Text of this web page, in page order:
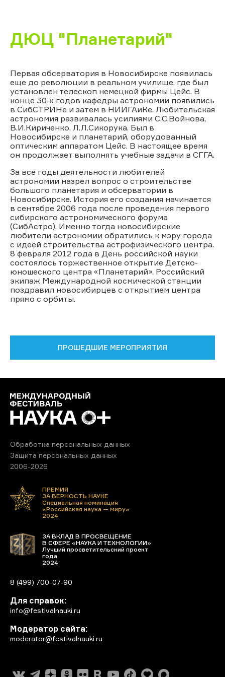
ДЮЦ "Планетарий"
Первая обсерватория в Новосибирске появилась
еще до революции в реальном училище, где был
установлен телескоп немецкой фирмы Цейс. В
конце 30-х годов кафедры астрономии появились
в СибСТРИНе и затем в НИИГАиКе. Любительская
астрономия развивалась усилиями С.С.Войнова,
В.И.Кириченко, Л.Л.Сикорука. Был в
Новосибирске и планетарий, оборудованный
оптическим аппаратом Цейс. В настоящее время
он продолжает выполнять учебные задачи в СГГА.
За все годы деятельности любителей
астрономии назрел вопрос о строительстве
большого планетария и обсерватории в
Новосибирске. История его создания начинается
в сентябре 2006 года после проведения первого
сибирского астрономического форума
(СибАстро). Именно тогда новосибирские
любители астрономии обратились к мэру города
с идеей строительства астрофизического центра.
8 февраля 2012 года в День российской науки
состоялось торжественное открытие Детско-
юношеского центра «Планетарий». Российский
экипаж Международной космической станции
поздравил новосибирцев с открытием центра
прямо с орбиты.
ПРОШЕДШИЕ МЕРОПРИЯТИЯ
Обработка персональных данных
Защита персональных данных
2006-2026
ПРЕМИЯ
ЗА ВЕРНОСТЬ НАУКЕ
Специальная номинация
«Российская наука — миру»
2024
ЗА ВКЛАД В ПРОСВЕЩЕНИЕ
В СФЕРЕ «НАУКА И ТЕХНОЛОГИИ»
Лучший просветительский проект
года
2024
8 (499) 700-07-90
Для справок:
info@festivalnauki.ru
Модератор сайта:
moderator@festivalnauki.ru